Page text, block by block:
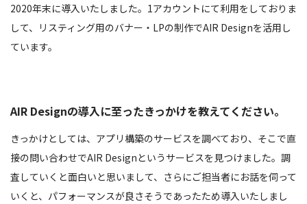
2020年末に導入いたしました。1アカウントにて利用をしておりま
して、リスティング用のバナー・LPの制作でAIR Designを活用し
ています。
AIR Designの導入に至ったきっかけを教えてください。
きっかけとしては、アプリ構築のサービスを調べており、そこで直
接の問い合わせでAIR Designというサービスを見つけました。調
査していくと面白いと思いまして、さらにご担当者にお話を伺って
いくと、パフォーマンスが良さそうであったため導入いたしまし